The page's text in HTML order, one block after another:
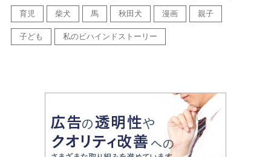
育児 柴犬 馬 秋田犬 漫画 親子
子ども 私のビハインドストーリー